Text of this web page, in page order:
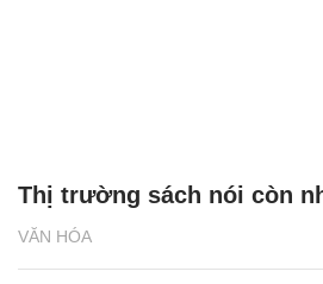
VĂN HÓA
Thị trường sách nói còn